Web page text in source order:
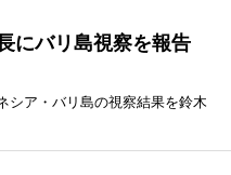
にバリ島視察を報告
シア・バリ島の視察結果を鈴木